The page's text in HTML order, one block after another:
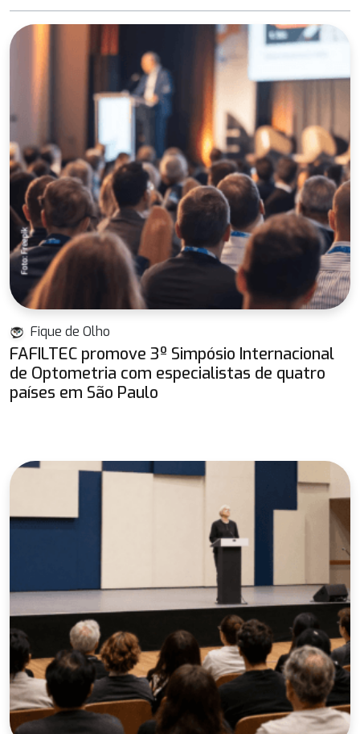
Fique de Olho
FAFILTEC promove 3º Simpósio Internacional
de Optometria com especialistas de quatro
países em São Paulo